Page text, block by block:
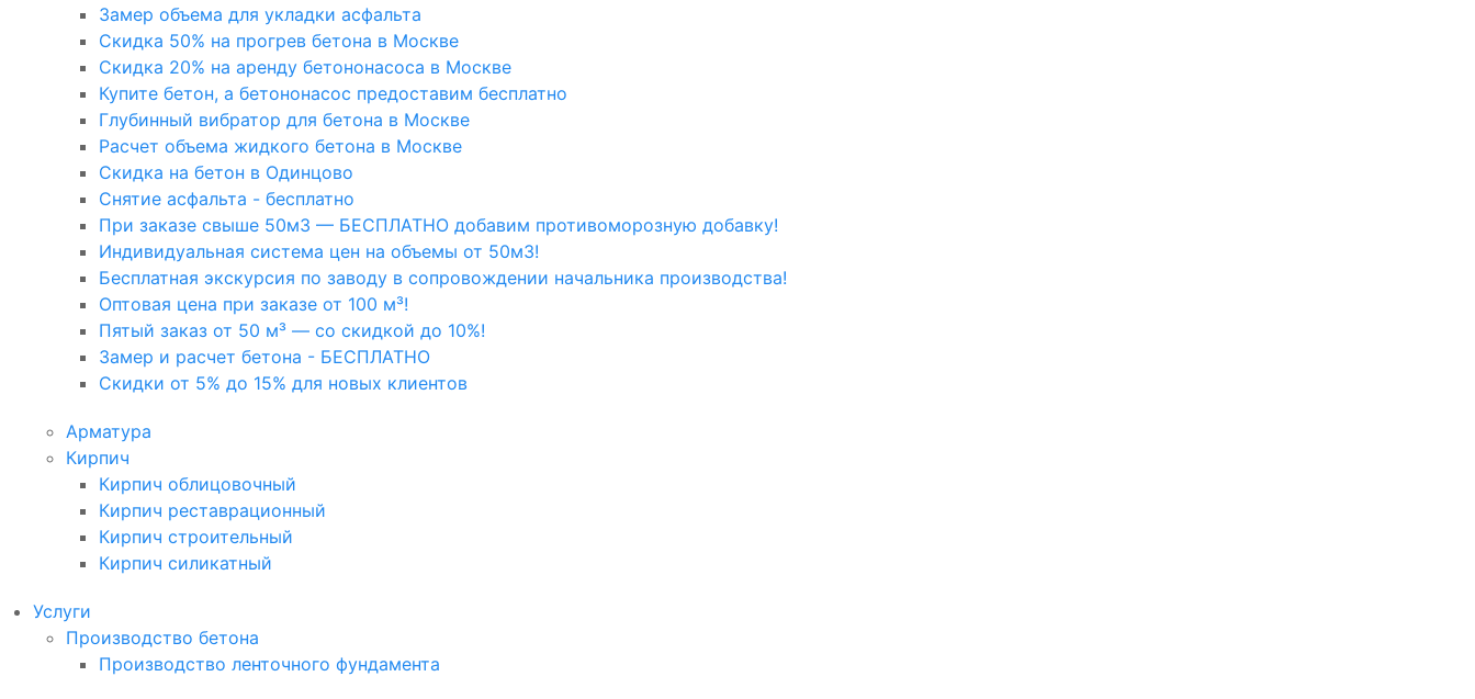
Замер объема для укладки асфальта
Скидка 50% на прогрев бетона в Москве
Скидка 20% на аренду бетононасоса в Москве
Купите бетон, а бетононасос предоставим бесплатно
Глубинный вибратор для бетона в Москве
Расчет объема жидкого бетона в Москве
Скидка на бетон в Одинцово
Снятие асфальта - бесплатно
При заказе свыше 50м3 — БЕСПЛАТНО добавим противоморозную добавку!
Индивидуальная система цен на объемы от 50м3!
Бесплатная экскурсия по заводу в сопровождении начальника производства!
Оптовая цена при заказе от 100 м³!
Пятый заказ от 50 м³ — со скидкой до 10%!
Замер и расчет бетона - БЕСПЛАТНО
Скидки от 5% до 15% для новых клиентов
Арматура
Кирпич
Кирпич облицовочный
Кирпич реставрационный
Кирпич строительный
Кирпич силикатный
Услуги
Производство бетона
Производство ленточного фундамента